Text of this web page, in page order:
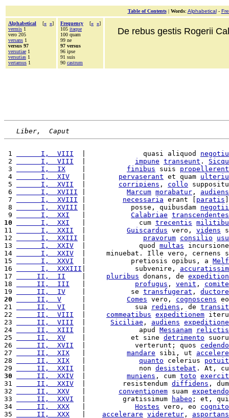
Table of Contents| Words: Alphabetical-
Alphabetical [« »]
vermis 1
vero 205
versans 1
versus 97
versutiae 1
versutias 1
vertamus 1
Frequency [« »]
105 itaque
100 quam
99 ne
97 versus
96 ipse
91 suis
90 castrum
De rebus gestis Rogerii
Liber,  Caput
1
      I,  VIII
  |              quasi aliquod
2
      I,  VIII
impune transeunt .
3
      I,  IX
finibus suis propellerent
4
      I,  XIV
pervaserant et quam
5
      I,  XVII
corripiens , collo
6
      I,  XVIII
Marcum morabatur , audiens
7
      I,  XVIII
necessaria erant [ paratis
8
      I,  XVIII
|           posse, quibusdam
9
      I,  XXI
Calabriae transcendentes
10
      I,  XXI
   |             cum
trecentis
11
      I,  XXII
Guiscardus vero, videns
12
      I,  XXIII
pravorum consilio
13
      I,  XXIV
  |             quod
multas
14
      I,  XXIV
|     minuebat. Ille vero, cernens
15
      I,  XXVI
  |           pretiosis opibus, a
16
      I,  XXXIII
|            subvenire,
17
     II,  II
pluribus donans, de
18
     II,  III
profugus , venit ,
19
     II,  IV
    |           se
transfugerat , ductore
20
     II,  V
Comes vero, cognoscens
21
     II,  VI
    |            sua
rediens , de
22
     II,  VIII
commeatibus expeditionem
23
     II,  VIII
Siciliae , audiens
24
     II,  XIII
  |             apud
Messanam
relictis
25
     II,  XV
    |           et sine
detrimento
26
     II,  XVII
  |            verterunt; quos
cedendo
27
     II,  XIX
mandare sibi, ut
28
     II,  XIX
quanto celerius potuit
29
     II,  XXII
  |             non
desistebat . At,
30
     II,  XXIV
muniens , cum toto
31
     II,  XXIV
  |         resistendum
diffidens ,
32
     II,  XXV
conventionem suam expetendo
33
     II,  XXVI
  |         gratissimum
habeo ; et,
34
     II,  XXX
Hostes vero, eo cognito
35
     II,  XXX
accelerare videretur , asportans